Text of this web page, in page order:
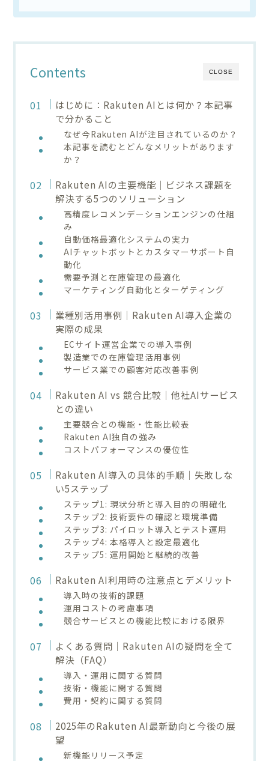
CLOSE
Contents
はじめに：Rakuten AIとは何か？本記事
で分かること
なぜ今Rakuten AIが注目されているのか？
本記事を読むとどんなメリットがあります
か？
Rakuten AIの主要機能｜ビジネス課題を
解決する5つのソリューション
高精度レコメンデーションエンジンの仕組
み
自動価格最適化システムの実力
AIチャットボットとカスタマーサポート自
動化
需要予測と在庫管理の最適化
マーケティング自動化とターゲティング
業種別活用事例｜Rakuten AI導入企業の
実際の成果
ECサイト運営企業での導入事例
製造業での在庫管理活用事例
サービス業での顧客対応改善事例
Rakuten AI vs 競合比較｜他社AIサービス
との違い
主要競合との機能・性能比較表
Rakuten AI独自の強み
コストパフォーマンスの優位性
Rakuten AI導入の具体的手順｜失敗しな
い5ステップ
ステップ1: 現状分析と導入目的の明確化
ステップ2: 技術要件の確認と環境準備
ステップ3: パイロット導入とテスト運用
ステップ4: 本格導入と設定最適化
ステップ5: 運用開始と継続的改善
Rakuten AI利用時の注意点とデメリット
導入時の技術的課題
運用コストの考慮事項
競合サービスとの機能比較における限界
よくある質問｜Rakuten AIの疑問を全て
解決（FAQ）
導入・運用に関する質問
技術・機能に関する質問
費用・契約に関する質問
2025年のRakuten AI最新動向と今後の展
望
新機能リリース予定